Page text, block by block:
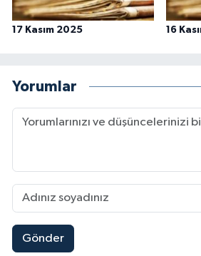
17 Kasım 2025 16
Yorumlar
Gönder